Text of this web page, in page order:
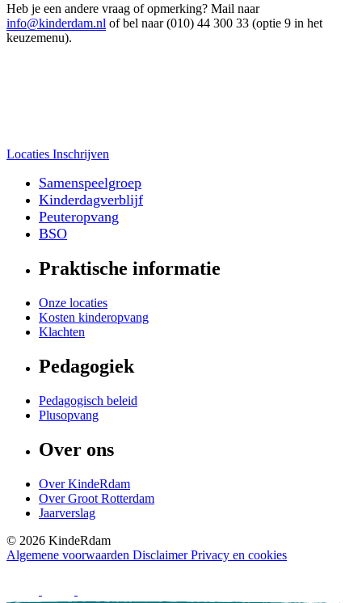
Heb je een andere vraag of opmerking? Mail naar
info@kinderdam.nl of bel naar (010) 44 300 33 (optie 9 in het
keuzemenu).
Locaties Inschrijven
Samenspeelgroep
Kinderdagverblijf
Peuteropvang
BSO
Praktische informatie
Onze locaties
Kosten kinderopvang
Klachten
Pedagogiek
Pedagogisch beleid
Plusopvang
Over ons
Over KindeRdam
Over Groot Rotterdam
Jaarverslag
© 2026 KindeRdam
Algemene voorwaarden Disclaimer Privacy en cookies